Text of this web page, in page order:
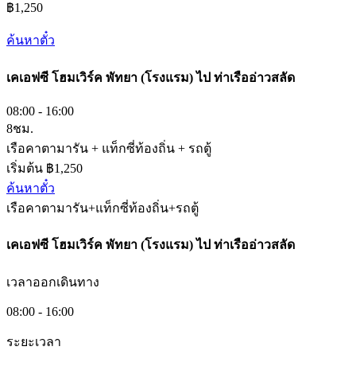
฿1,250
ค้นหาตั๋ว
เคเอฟซี โฮมเวิร์ค พัทยา (โรงแรม)ไป ท่าเรืออ่าวสลัด
08:00 - 16:00
8ชม.
เรือคาตามารัน + แท็กซี่ท้องถิ่น + รถตู้
เริ่มต้น ฿1,250
ค้นหาตั๋ว
เรือคาตามารัน+แท็กซี่ท้องถิ่น+รถตู้
เคเอฟซี โฮมเวิร์ค พัทยา (โรงแรม)ไป ท่าเรืออ่าวสลัด
เวลาออกเดินทาง
08:00 - 16:00
ระยะเวลา